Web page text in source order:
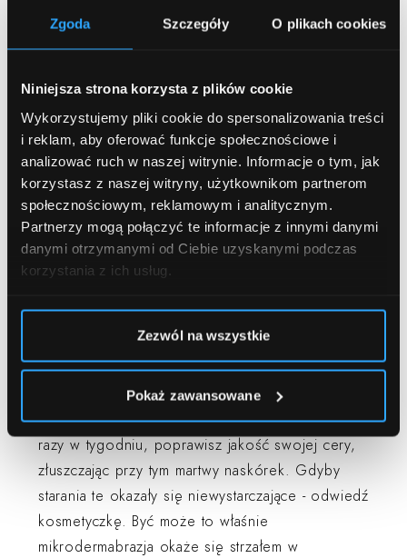
Zgoda Szczegóły O plikach cookies
Niniejsza strona korzysta z plików cookie
Wykorzystujemy pliki cookie do spersonalizowania treści
i reklam, aby oferować funkcje społecznościowe i
analizować ruch w naszej witrynie. Informacje o tym, jak
korzystasz z naszej witryny, użytkownikom partnerom
społecznościowym, reklamowym i analitycznym.
Partnerzy mogą połączyć te informacje z innymi danymi
danymi otrzymanymi od Ciebie uzyskanymi podczas
korzystania z ich usług.
Zezwól na wszystkie
Pokaż zawansowane
się do zatykania porów. W swojej codziennej
zapewni naszej skórze optymalne pH. Nie
zapominaj także o żelu oczyszczającym - za co
Twoja twarz na pewno Ci się odwdzięczy. Warto
jest również zmienić swoją dietę. Jeżeli obfituje
ona w tłuste i niezdrowe jedzenie - zamień je na
produkty pełnowartościowe. Pamiętaj także o
ograniczeniu kolorowych i gazowanych napoi -
zdrowsza będzie woda.
Pryszcze - polecane zabiegi:
W domowej pielęgnacji, niezwykle przydatny,
okaże się peeling. Jeśli do tej pory go nie
stosowałaś, koniecznie zacznij! Stosując go kilka
razy w tygodniu, poprawisz jakość swojej cery,
złuszczając przy tym martwy naskórek. Gdyby
starania te okazały się niewystarczające - odwiedź
kosmetyczkę. Być może to właśnie
mikrodermabrazja okaże się strzałem w